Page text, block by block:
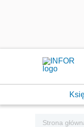
Strona